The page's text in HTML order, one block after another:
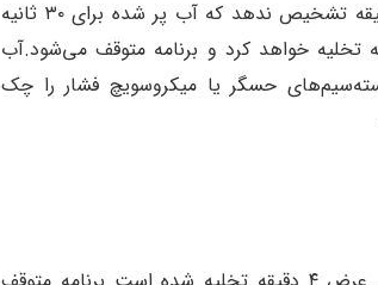
اگر حسگر یا میکروسویچ فشار در عرض چهار دقیقه تشخیص ندهد که آب پر شده برای ۳۰ ثانیه
.آب
حسگر یا میکروسویچ فشار را چک